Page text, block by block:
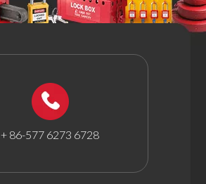
+ 86-577 6273 6728